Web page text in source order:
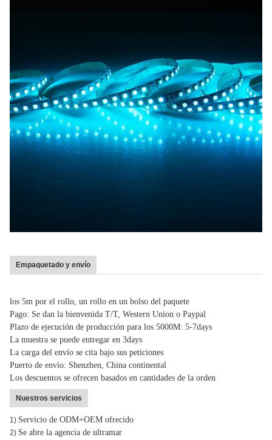
Empaquetado y envío
los 5m por el rollo, un rollo en un bolso del paquete
Pago: Se dan la bienvenida T/T, Western Union o Paypal
Plazo de ejecución de producción para los 5000M: 5-7days
La muestra se puede entregar en 3days
La carga del envío se cita bajo sus peticiones
Puerto de envío: Shenzhen, China continental
Los descuentos se ofrecen basados en cantidades de la orden
Nuestros servicios
1) Servicio de ODM+OEM ofrecido
2) Se abre la agencia de ultramar